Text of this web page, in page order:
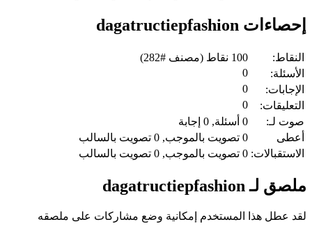
إحصاءات dagatructiepfashion
النقاط: 100 نقاط (مصنف #282
)
الأسئلة:
0
الإجابات:
0
التعليقات:
0
صوت لـ:
0 أسئلة, 0 إجابة
أعطى
0 تصويت بالموجب, 0 تصويت بالسالب
الاستقبالات: 0 تصويت بالموجب, 0 تصويت بالسالب
ملصق لـ dagatructiepfashion
لقد عطل هذا المستخدم إمكانية وضع مشاركات على ملصقه